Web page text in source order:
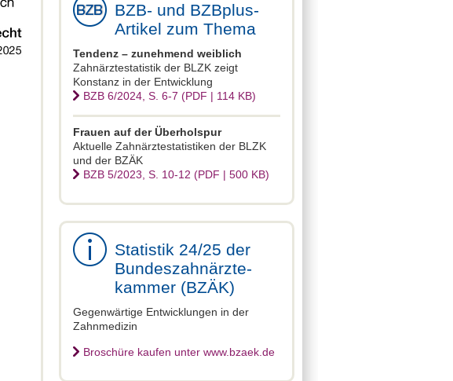
BZB- und BZBplus-
Artikel zum Thema
Tendenz – zunehmend weiblich
Zahnärztestatistik der BLZK zeigt
Konstanz in der Entwicklung
BZB 6/2024, S. 6-7 (PDF | 114 KB)
Frauen auf der Überholspur
Aktuelle Zahnärztestatistiken der BLZK
und der BZÄK
BZB 5/2023, S. 10-12 (PDF | 500 KB)
Statistik 24/25 der
Bundeszahnärzte-
kammer (BZÄK)
Gegenwärtige Entwicklungen in der
Zahnmedizin
Broschüre kaufen unter www.bzaek.de